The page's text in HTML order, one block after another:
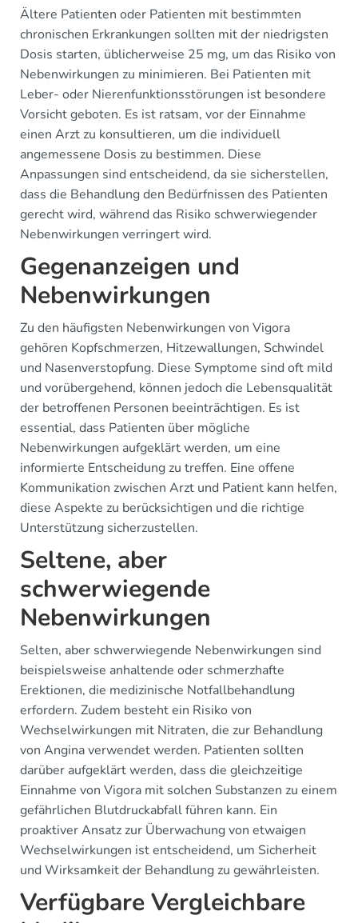
Ältere Patienten oder Patienten mit bestimmten
chronischen Erkrankungen sollten mit der niedrigsten
Dosis starten, üblicherweise 25 mg, um das Risiko von
Nebenwirkungen zu minimieren. Bei Patienten mit
Leber- oder Nierenfunktionsstörungen ist besondere
Vorsicht geboten. Es ist ratsam, vor der Einnahme
einen Arzt zu konsultieren, um die individuell
angemessene Dosis zu bestimmen. Diese
Anpassungen sind entscheidend, da sie sicherstellen,
dass die Behandlung den Bedürfnissen des Patienten
gerecht wird, während das Risiko schwerwiegender
Nebenwirkungen verringert wird.
Gegenanzeigen und
Nebenwirkungen
Zu den häufigsten Nebenwirkungen von Vigora
gehören Kopfschmerzen, Hitzewallungen, Schwindel
und Nasenverstopfung. Diese Symptome sind oft mild
und vorübergehend, können jedoch die Lebensqualität
der betroffenen Personen beeinträchtigen. Es ist
essential, dass Patienten über mögliche
Nebenwirkungen aufgeklärt werden, um eine
informierte Entscheidung zu treffen. Eine offene
Kommunikation zwischen Arzt und Patient kann helfen,
diese Aspekte zu berücksichtigen und die richtige
Unterstützung sicherzustellen.
Seltene, aber
schwerwiegende
Nebenwirkungen
Selten, aber schwerwiegende Nebenwirkungen sind
beispielsweise anhaltende oder schmerzhafte
Erektionen, die medizinische Notfallbehandlung
erfordern. Zudem besteht ein Risiko von
Wechselwirkungen mit Nitraten, die zur Behandlung
von Angina verwendet werden. Patienten sollten
darüber aufgeklärt werden, dass die gleichzeitige
Einnahme von Vigora mit solchen Substanzen zu einem
gefährlichen Blutdruckabfall führen kann. Ein
proaktiver Ansatz zur Überwachung von etwaigen
Wechselwirkungen ist entscheidend, um Sicherheit
und Wirksamkeit der Behandlung zu gewährleisten.
Verfügbare Vergleichbare